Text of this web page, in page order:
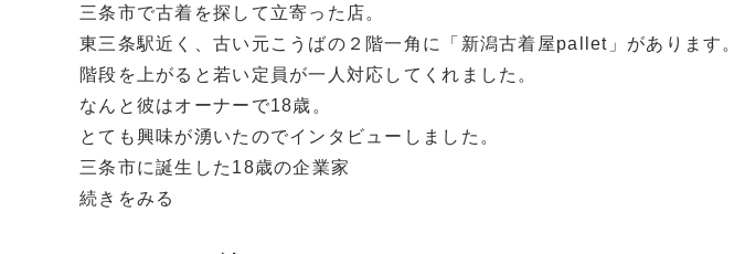
三条市で古着を探して立寄った店。
東三条駅近く、古い元こうばの２階一角に「新潟古着屋pallet」があります。
階段を上がると若い定員が一人対応してくれました。
なんと彼はオーナーで18歳。
とても興味が湧いたのでインタビューしました。
三条市に誕生した18歳の企業家
続きをみる